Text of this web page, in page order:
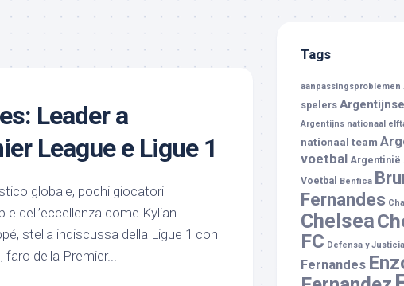
Leader a
League e Ligue 1
globale, pochi giocatori
e dell’eccellenza come Kylian
stella indiscussa della Ligue 1 con
faro della Premier...
Tags
aanpassingsproblemen
spelers
Argentijns nationaal
nationaal team
voetbal Argentinië
Voetbal
Benfica
Fernandes
Chelsea
FC Defensa y Justicia
Fernandes